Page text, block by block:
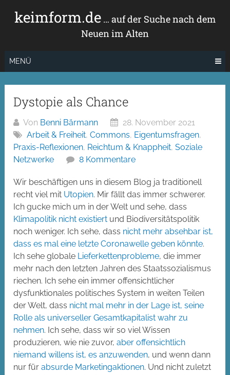
Inhaltkeimform.de… auf der Suche nach dem
Neuen im Alten
MENÜ
Dystopie als Chance
Von Benni Bärmann
28. November 2021
Arbeit & Freiheit,Commons, Eigentumsfragen,
Praxis-Reflexionen, Reichtum & Knappheit,Soziale
Netzwerke
8 Kommentare
Wir beschäftigen uns in diesem Blog ja traditionell
recht viel mit Utopien. Mir fällt das immer schwerer.
Ich gucke mich um in der Welt und sehe, dass
Klimapolitik nicht existiert und Biodiversitätspolitik
noch weniger. Ich sehe, dass nicht mehr absehbar ist,
dass es mal eine letzte Coronawelle geben könnte.
Ich sehe globale Lieferkettenprobleme, die immer
mehr nach den letzten Jahren des Staatssozialismus
riechen. Ich sehe ein immer offensichtlicher
dysfunktionales politisches System in weiten Teilen
der Welt, dass nicht mal mehr in der Lage ist, seine
Rolle als universeller Gesamtkapitalist wahr zu
nehmen. Ich sehe, dass wir so viel Wissen
produzieren, wie nie zuvor,aber offensichtlich
niemand willens ist, es anzuwenden, und wenn dann
nur fürabsurde Marketingaktionen. Und nicht zuletzt